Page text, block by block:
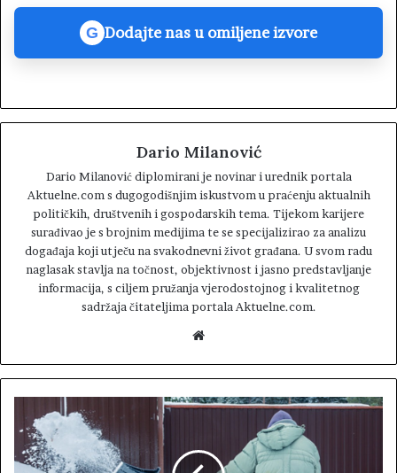
G Dodajte nas u omiljene izvore
Dario Milanović
Dario Milanović diplomirani je novinar i urednik portala
Aktuelne.com s dugogodišnjim iskustvom u praćenju aktualnih
političkih, društvenih i gospodarskih tema. Tijekom karijere
surađivao je s brojnim medijima te se specijalizirao za analizu
događaja koji utječu na svakodnevni život građana. U svom radu
naglasak stavlja na točnost, objektivnost i jasno predstavljanje
informacija, s ciljem pružanja vjerodostojnog i kvalitetnog
sadržaja čitateljima portala Aktuelne.com.
b
s
e